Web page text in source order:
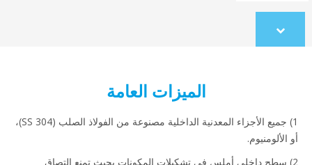
Scroll
to
الميزات العامة
1) جميع الأجزاء المعدنية الداخلية مصنوعة من الفولاذ الصلب (SS 304)،
أو الألومنيوم.
2) سطح داخلي أملس في تشكيلات المكونات بحيث تمنع التصاق